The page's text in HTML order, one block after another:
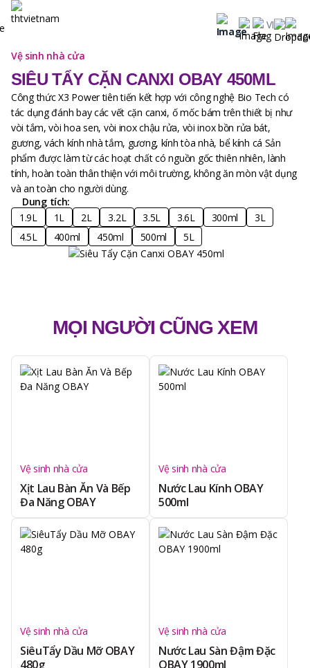
VI
Vệ sinh nhà cửa
SIÊU TẨY CẶN CANXI OBAY 450ML
Công thức X3 Power tiên tiến kết hợp với công nghệ Bio Tech có
tác dụng đánh bay các vết cặn canxi, ố mốc bám trên thiết bị như
vòi tắm, vòi hoa sen, vòi inox chậu rửa, vòi inox bồn rửa bát,
gương, vách kính nhà tắm, gương, kính tòa nhà, bể kính cá Sản
phẩm được làm từ các hoạt chất có nguồn gốc thiên nhiên, lành
tính, hoàn toàn thân thiện với môi trường, không ăn mòn vật dụng
và an toàn cho người dùng.
Dung tích:
1.9L
1L 2L 3.2L 3.5L 3.6L 300ml
3L
4.5L
400ml 450ml 500ml 5L
MỌI NGƯỜI CŨNG XEM
Vệ sinh nhà cửa
Xịt Lau Bàn Ăn Và Bếp
Đa Năng OBAY
Vệ sinh nhà cửa
Nước Lau Kính OBAY
500ml
Vệ sinh nhà cửa
SiêuTẩy Dầu Mỡ OBAY
480g
Vệ sinh nhà cửa
Nước Lau Sàn Đậm Đặc
OBAY 1900ml